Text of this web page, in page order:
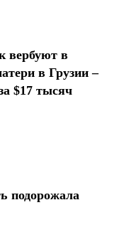
вербуют в
в Грузии –
$17 тысяч
подорожала